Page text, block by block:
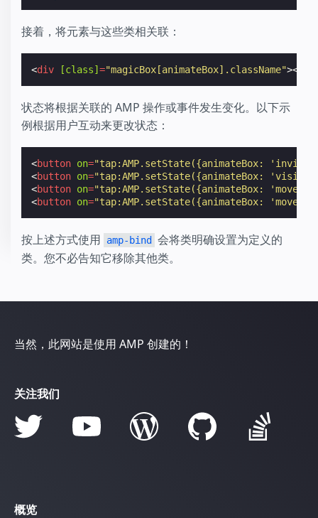
接着，将元素与这些类相关联：
<div [class]="magicBox[animateBox].className"></
状态将根据关联的 AMP 操作或事件发生变化。以下示
例根据用户互动来更改状态：
<button on="tap:AMP.setState({animateBox:
<button on="tap:AMP.setState({animateBox:
<button on="tap:AMP.setState({animateBox:
<button on="tap:AMP.setState({animateBox:
按上述方式使用 amp-bind
会将类明确设置为定义的
类。您不必告知它移除其他类。
当然，此网站是使用 AMP 创建的！
关注我们
概览